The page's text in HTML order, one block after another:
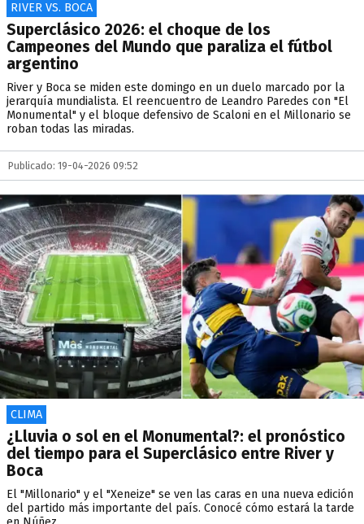
RIVER VS. BOCA
Superclásico 2026: el choque de los
Campeones del Mundo que paraliza el fútbol
argentino
River y Boca se miden este domingo en un duelo marcado por la
jerarquía mundialista. El reencuentro de Leandro Paredes con "El
Monumental" y el bloque defensivo de Scaloni en el Millonario se
roban todas las miradas.
Publicado: 19-04-2026 09:52
CLIMA
¿Lluvia o sol en el Monumental?: el pronóstico
del tiempo para el Superclásico entre River y
Boca
El "Millonario" y el "Xeneize" se ven las caras en una nueva edición
del partido más importante del país. Conocé cómo estará la tarde